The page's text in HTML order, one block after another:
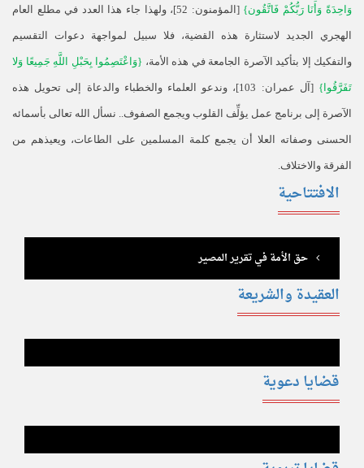
وَاحِدَةً وَأَنَا رَبُّكُمْ فَاتَّقُون}
[ المؤمنون: 52 ]، ولهذا جاء هذا العدد في مطلع العام
الهجري الجديد لاستثارة هذه القضية، فلا سبيل لمواجهة دعوات التقسيم
والتفكيك إلا بتأكيد الآصرة الجامعة في هذه الأمة، {وَاعْتَصِمُوا بِحَبْلِ اللَّهِ جَمِيعًا وَلا
تَفَرَّقُوا}
[ آل عمران: 103] ، وندعو العلماء والخطباء والدعاة إلى تحويل هذه
الآصرة إلى برنامج عمل يؤلِّف القلوب ويجمع الصفوف نسأل الله تعالى بأسمائه
الحسنى وصفاته العلا أن يجمع كلمة المسلمين على الطاعات، ويعيذهم من
الفرقة والاختلاف
الافتتاحية
حق الأمة في تقرير المصير
العقيدة والشريعة
قضايا دعوية